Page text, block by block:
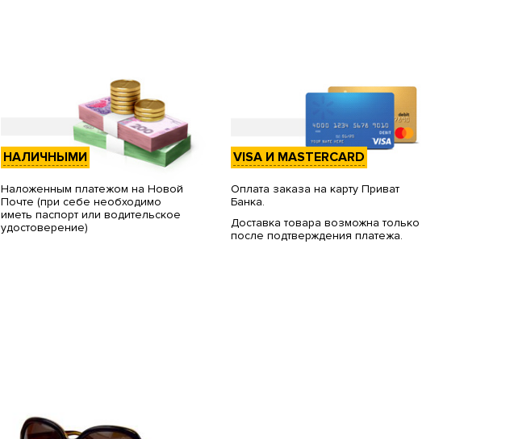
НАЛИЧНЫМИ
Наложенным платежом на Новой
Почте (при себе необходимо
иметь паспорт или водительское
удостоверение)
VISA И MASTERCARD
Оплата заказа на карту Приват
Банка.
Доставка товара возможна только
после подтверждения платежа.